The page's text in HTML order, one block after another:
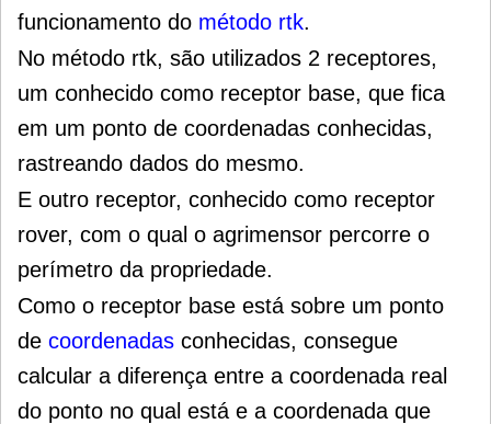
funcionamento do método rtk.
No método rtk, são utilizados 2 receptores,
um conhecido como receptor base, que fica
em um ponto de coordenadas conhecidas,
rastreando dados do mesmo.
E outro receptor, conhecido como receptor
rover, com o qual o agrimensor percorre o
perímetro da propriedade.
Como o receptor base está sobre um ponto
de coordenadas conhecidas, consegue
calcular a diferença entre a coordenada real
do ponto no qual está e a coordenada que